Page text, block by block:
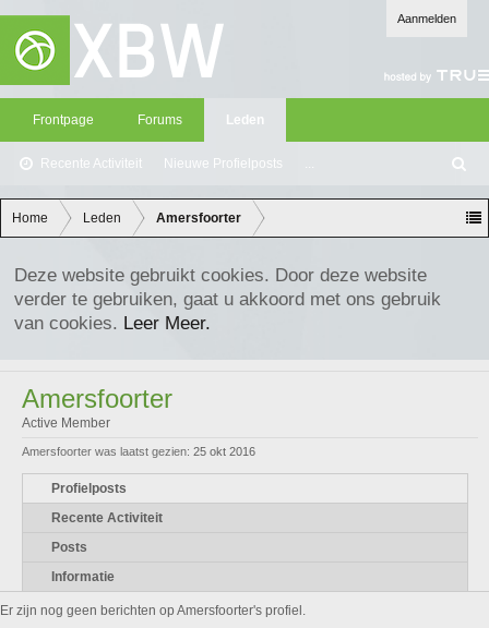
Aanmelden
Frontpage Forums Leden
Recente Activiteit Nieuwe Profielposts ...
oe
ke
n
Home Leden Amersfoorter
Deze website gebruikt cookies. Door deze website
verder te gebruiken, gaat u akkoord met ons gebruik
van cookies. Leer Meer.
Amersfoorter
Active Member
Amersfoorter was laatst gezien: 25 okt 2016
Profielposts
Recente Activiteit
Posts
Informatie
Er zijn nog geen berichten op Amersfoorter's profiel.